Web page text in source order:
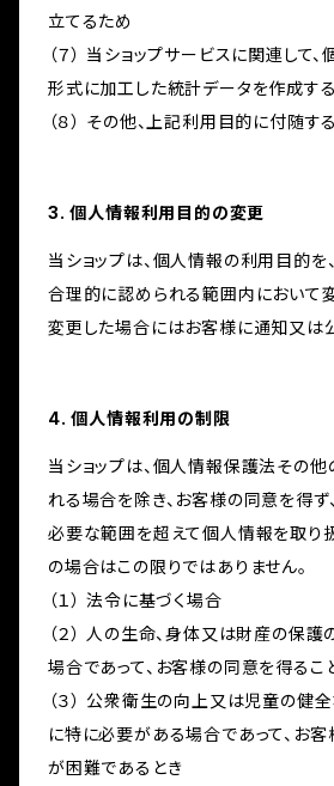
立てるため
（７） 当ショップサービスに関連して
形式に加工した統計データを作成す
（８） その他、上記利用目的に付随す
3. 個人情報利用目的の変更
当ショップは、個人情報の利用目的を
合理的に認められる範囲内において変
変更した場合にはお客様に通知又は
4. 個人情報利用の制限
当ショップは、個人情報保護法その
れる場合を除き、お客様の同意を得
必要な範囲を超えて個人情報を取り扱
の場合はこの限りではありません。
（１） 法令に基づく場合
（２） 人の生命、身体又は財産の保
場合であって、お客様の同意を得るこ
（３） 公衆衛生の向上又は児童の健
に特に必要がある場合であって、お
が困難であるとき